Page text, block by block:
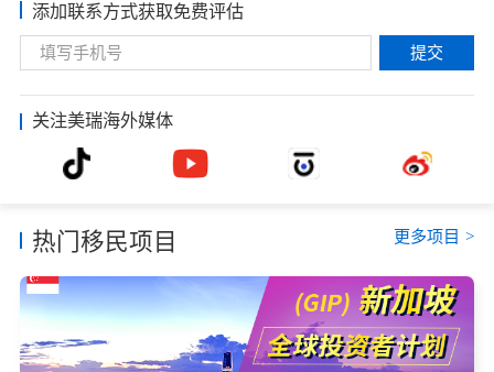
添加联系方式获取免费评估
提交
关注美瑞海外媒体
热门移民项目 更多项目 >